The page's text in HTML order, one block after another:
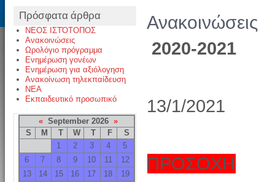
Πρόσφατα άρθρα
ΝΕΟΣ ΙΣΤΌΤΟΠΟΣ
Ανακοινώσεις
Ωρολόγιο πρόγραμμα
Ενημέρωση γονέων
Ενημέρωση για αξιόλογηση
Ανακοίνωση τηλεκπαίδευση
NEA
Εκπαιδευτικό προσωπικό
« September 2026 »
S
M T W T F
S
1
2 3 4
5
6
7 8 9 10 11
12
13
14 15 16 17 18
19
Ανακοινώσεις
2020-2021
13/1/2021
ΠΡΟΣΟΧΗ